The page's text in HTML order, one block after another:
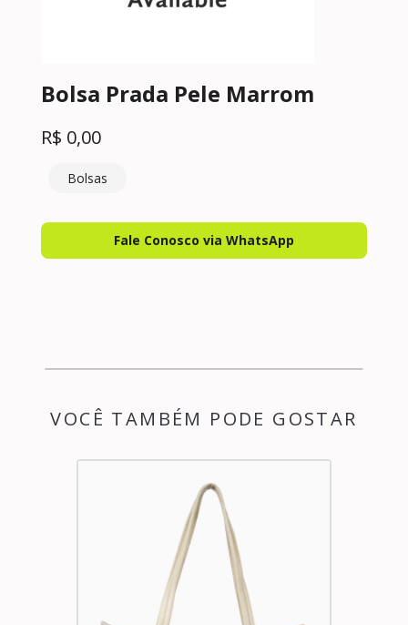
Bolsa Prada Pele Marrom
R$ 0,00
Bolsas
Fale Conosco via WhatsApp
VOCÊ TAMBÉM PODE GOSTAR